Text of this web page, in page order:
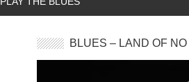
BLUES – LAND OF